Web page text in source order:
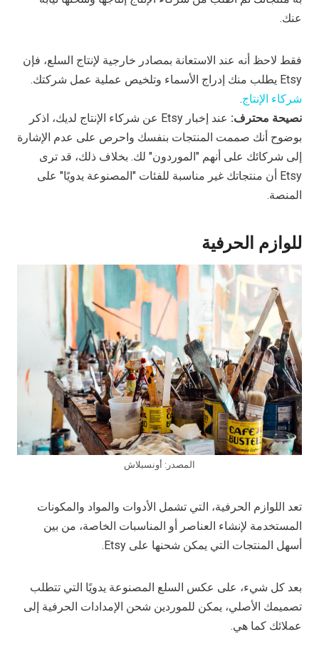
عنك.
فقط لاحظ أنه عند الاستعانة بمصادر خارجية لإنتاج السلع، فإن
Etsy يطلب منك إدراج الأسماء وتلخيص عملية عمل شركتك.
شركاء الإنتاج.
نصيحة محترف:
عند إخبار Etsy عن شركاء الإنتاج لديك، اذكر
بوضوح أنك صممت المنتجات بنفسك واحرص على عدم الإشارة
إلى شركائك على أنهم "الموردون" لك. بخلاف ذلك، قد ترى
Etsy أن منتجاتك غير مناسبة للفئات "المصنوعة يدويًا" على
المنصة.
للوازم الحرفية
المصدر: أونسبلاش
تعد اللوازم الحرفية، التي تشمل الأدوات والمواد والمكونات
المستخدمة لإنشاء العناصر أو المناسبات الخاصة، من بين
أسهل المنتجات التي يمكن شحنها على Etsy.
بعد كل شيء، على عكس السلع المصنوعة يدويًا التي تتطلب
تصميمك الأصلي، يمكن للموردين شحن الإمدادات الحرفية إلى
عملائك كما هي.